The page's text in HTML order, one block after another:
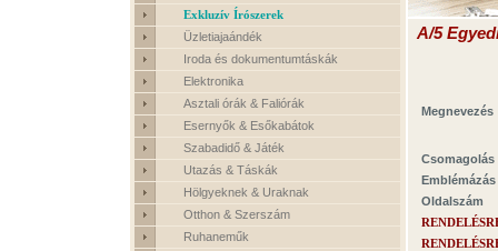
Exkluzív Írószerek
Üzletiajaándék
Iroda és dokumentumtáskák
Elektronika
Asztali órák & Faliórák
Esernyők & Esőkabátok
Szabadidő & Játék
Utazás & Táskák
Hölgyeknek & Uraknak
Otthon & Szerszám
Ruhaneműk
A/5
Megnevezés
Csomagolás
Emblémázás
Oldalszám